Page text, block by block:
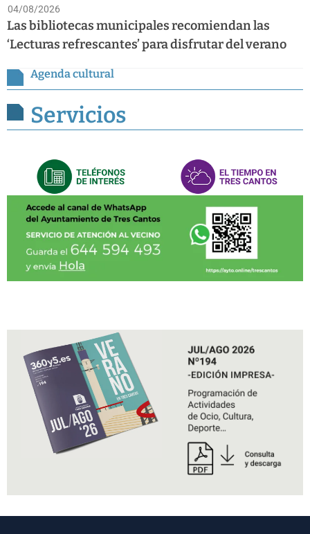
04/08/2026
Las bibliotecas municipales recomiendan las
‘Lecturas refrescantes’ para disfrutar del verano
Agenda cultural
Servicios